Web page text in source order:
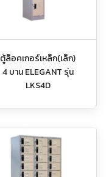
ตู้ล็อคเกอร์เหล็ก(เล็ก)
4 บาน ELEGANT รุ่น
LKS4D